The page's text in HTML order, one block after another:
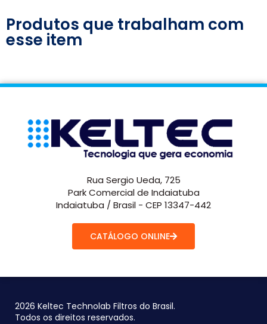
Produtos que trabalham com
esse item
Rua Sergio Ueda, 725
Park Comercial de Indaiatuba
Indaiatuba / Brasil - CEP 13347-442
CATÁLOGO ONLINE
2026 Keltec Technolab Filtros do Brasil.
Todos os direitos reservados.